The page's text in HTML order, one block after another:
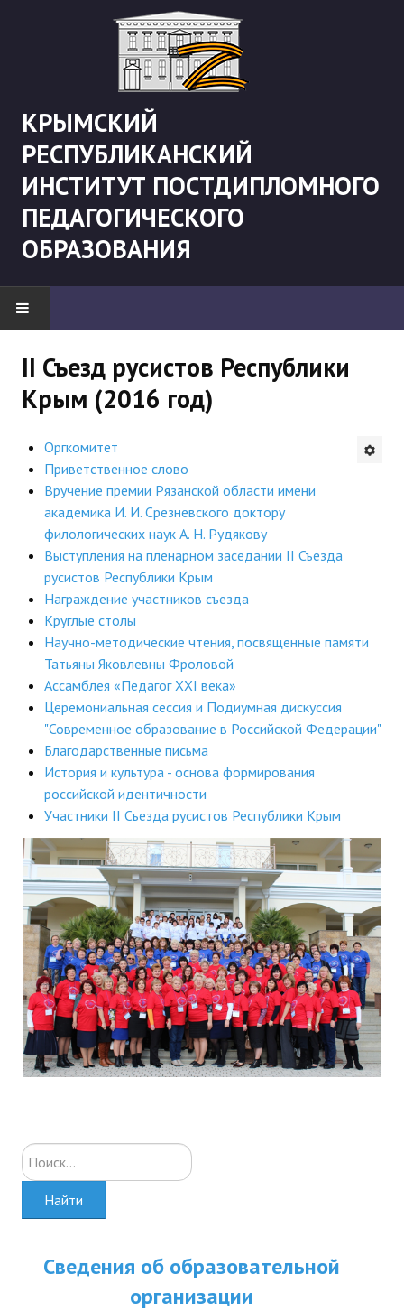
КРЫМСКИЙ
РЕСПУБЛИКАНСКИЙ
ИНСТИТУТ ПОСТДИПЛОМНОГО
ПЕДАГОГИЧЕСКОГО
ОБРАЗОВАНИЯ
"Боевая" русистика
АНОНСЫ
ИНСТИТУТ
Противодействие коррупции
В ПОМОЩЬ УЧИТЕЛЮ
Организация УВП
ГИА
Карта ГИА РК
Советуем прочитать
Готовимся к новому учебному году 2026-2027
Профессиональная переподготовка
Повышение квалификации
КОНТАКТЫ
II Съезд русистов Республики
Крым (2016 год)
Оргкомитет
Приветственное слово
Вручение премии Рязанской области имени
академика И. И. Срезневского доктору
филологических наук А. Н. Рудякову
Выступления на пленарном заседании II Съезда
русистов Республики Крым
Награждение участников съезда
Круглые столы
Научно-методические чтения, посвященные памяти
Татьяны Яковлевны Фроловой
Ассамблея «Педагог XXI века»
Церемониальная сессия и Подиумная дискуссия
"Современное образование в Российской Федерации"
Благодарственные письма
История и культура - основа формирования
российской идентичности
Участники II Съезда русистов Республики Крым
Искать...
Найти
Сведения об образовательной
организации